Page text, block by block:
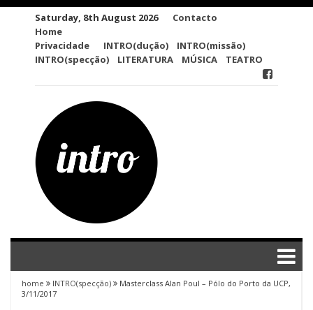
Saturday, 8th August 2026
Contacto
Home
Privacidade
INTRO(dução)
INTRO(missão)
INTRO(specção)
LITERATURA MÚSICA TEATRO
home INTRO(specção)
Masterclass Alan Poul – Pólo do Porto da UCP,
3/11/2017